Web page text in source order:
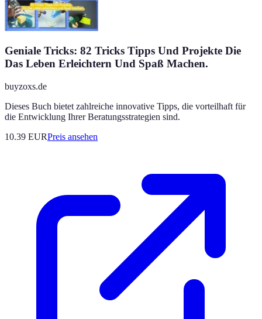
Geniale Tricks: 82 Tricks Tipps Und Projekte Die
Das Leben Erleichtern Und Spaß Machen.
buyzoxs.de
Dieses Buch bietet zahlreiche innovative Tipps, die vorteilhaft für
die Entwicklung Ihrer Beratungsstrategien sind.
10.39 EURPreis ansehen